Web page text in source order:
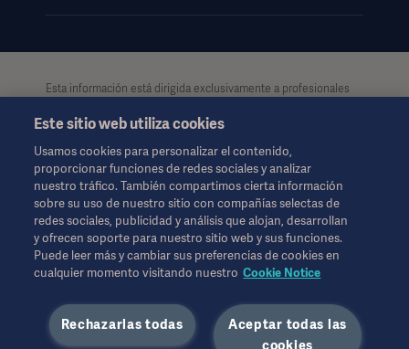
Esta información está dirigida exclusivamente a profesionales
únicamente carácter informativo. Dicha información no es
exhaustiva y por lo tanto, no debe considerarse como reemplazo
de las instrucciones de uso, manual de usuario o consejo
médico. Getinge no se hace responsable del uso ilegal,
indebido o por la manipulación de los contenidos e
informaciones de esta página. Tanto el acceso a la información
como el uso que pueda hacerse de la misma, y su contenido
será exclusivamente responsabilidad del usuario.
Es posible que alguna terapia, solución o producto mencionado
puede copiar ni utilizar, en su totalidad o en parte, sin el permiso
por escrito de Getinge.
Esta información está dirigida a una audiencia internacional
Este sitio web utiliza cookies
Usamos cookies para personalizar el contenido,
proporcionar funciones de redes sociales y analizar
nuestro tráfico. También compartimos cierta información
sobre su uso de nuestro sitio con compañías selectas de
redes sociales, publicidad y análisis que alojan, desarrollan
y ofrecen soporte para nuestro sitio web y sus funciones.
Puede leer más y cambiar sus preferencias de cookies en
cualquier momento visitando nuestro Cookie Notice
Aceptar todas las
cookies
Rechazarlas todas